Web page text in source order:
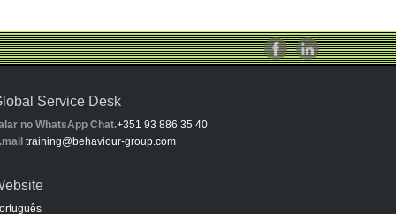
Service Desk
no WhatsApp Chat.+351 93 886 35 40
training@behaviour-group.com